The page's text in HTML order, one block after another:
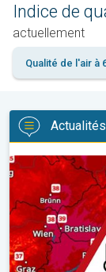
Indice de
actuellement
Qualité de l'air à
Actualités
Des